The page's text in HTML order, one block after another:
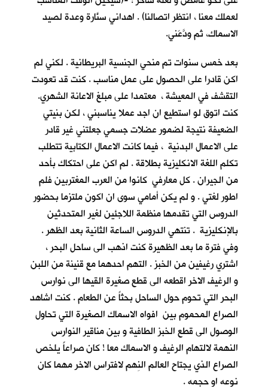
لعملك معنا ، انتظر اتصالنا) . اهداني سنَّارة وعدة لصيد
الاسماك، ثم ودَّعَني.
بعد خمس سنوات تم منحي الجنسية البريطانية . لكني لم
اكن قادرا على الحصول على عمل مناسب . كنت قد تعودت
التقشف في المعيشة ، معتمدا على مبلغ الاعانة الشهري.
كنت اتوق لو استطيع ان اجد عملا يناسبني ، لكن بنيتي
الضعيفة نتيجة لضمور عضلات جسمي جعلتني غير قادر
على الاعمال البدنية ، فيما كانت الاعمال الكتابية تتطلب
تكلم اللغة الانكليزية بطلاقة . لم اكن على احتكاك بأحد
من الجيران . كل معارفي كانوا من العرب المغتربين فلم
اطور لغتي . و لم يكن أمامي سوى ان اكون ملتزما بحضور
الدروس التي تقدمها منظمة اللاجئين لغير المتحدثين
بالإنكليزية . تنتهي الدروس الساعة الثانية بعد الظهر .
وفي فترة ما بعد الظهيرة كنت اذهب الى ساحل البحر ،
اشتري رغيفين من الخبز . التهم احدهما مع قنينة من اللبن
و الرغيف الاخر اقطعه الى قطع صغيرة القيها الى نوارس
البحر التي تحوم حول الساحل بحثاً عن الطعام . كنت اشاهد
الصراع المحموم بين افواه الاسماك الصغيرة التي تحاول
الوصول الى قطع الخبز الطافية و بين مناقير النوارس
النهمة لالتهام الرغيف و الاسماك معا ! كان صراعاً يلخص
الصراع الذي يجتاح العالم النِهم لافتراس الاخر مهما كان
نوعه او حجمه .